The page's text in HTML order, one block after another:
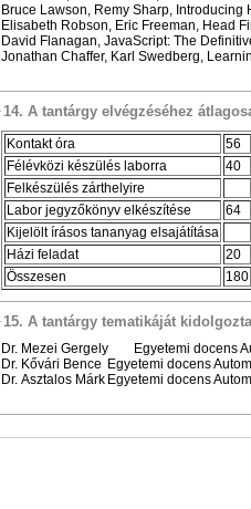
Bruce Lawson, Remy Sharp,
Elisabeth Robson, Eric Freeman, Head
David Flanagan, JavaScript: The
Jonathan Chaffer, Karl Swedberg,
14. A tantárgy elvégzéséhez
Kontakt óra
56
Félévközi készülés laborra
40
Felkészülés zárthelyire
Labor jegyzőkönyv elkészítése
64
Kijelölt írásos tananyag elsajátítása
Házi feladat
20
Összesen
180
15. A tantárgy tematikáját kidolgozta
Dr. Mezei Gergely Egyetemi docens
Dr. Kővári Bence Egyetemi docens
Dr. Asztalos Márk Egyetemi docens